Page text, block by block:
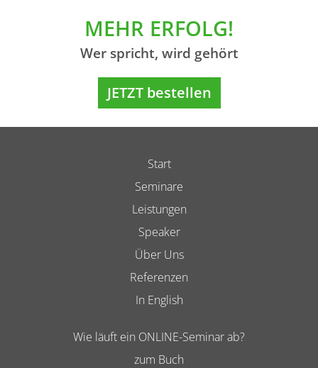
MEHR ERFOLG!
Wer spricht, wird gehört
JETZT bestellen
Start
Seminare
Leistungen
Speaker
Über Uns
Referenzen
In English
Wie läuft ein ONLINE-Seminar ab?
zum Buch